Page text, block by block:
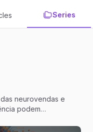
Series
neurovendas e
podem